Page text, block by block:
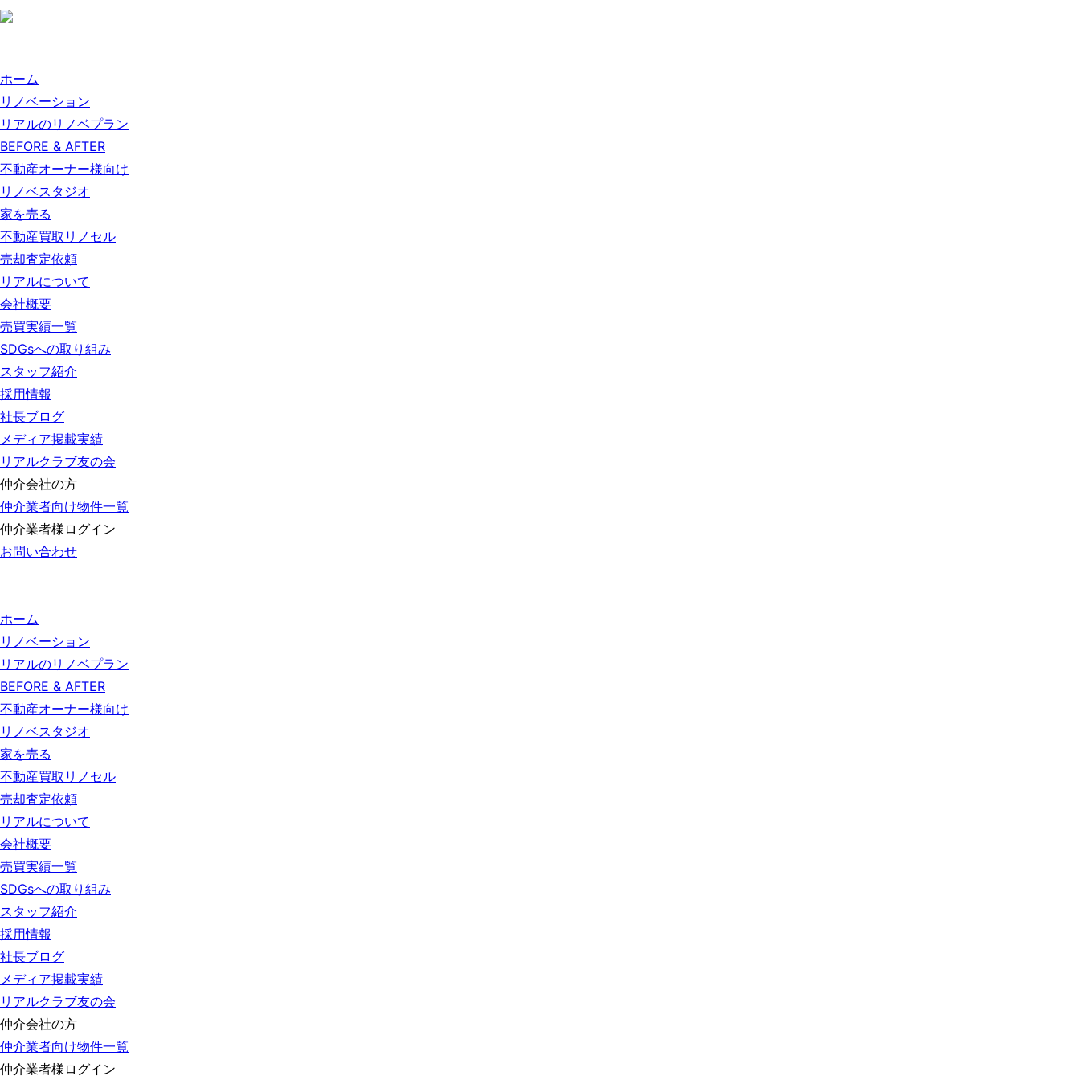
ホーム
リノベーション
リアルのリノベプラン
BEFORE & AFTER
不動産オーナー様向け
リノベスタジオ
家を売る
不動産買取リノセル
売却査定依頼
リアルについて
会社概要
売買実績一覧
SDGsへの取り組み
スタッフ紹介
採用情報
社長ブログ
メディア掲載実績
リアルクラブ友の会
仲介会社の方
仲介業者向け物件一覧
仲介業者様ログイン
お問い合わせ
ホーム
リノベーション
リアルのリノベプラン
BEFORE & AFTER
不動産オーナー様向け
リノベスタジオ
家を売る
不動産買取リノセル
売却査定依頼
リアルについて
会社概要
売買実績一覧
SDGsへの取り組み
スタッフ紹介
採用情報
社長ブログ
メディア掲載実績
リアルクラブ友の会
仲介会社の方
仲介業者向け物件一覧
仲介業者様ログイン